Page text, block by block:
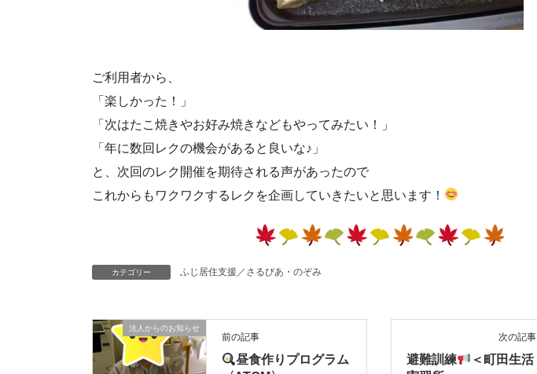
ご利用者から、
「楽しかった！」
「次はたこ焼きやお好み焼きなどもやってみたい！」
「年に数回レクの機会があると良いな♪」
と、次回のレク開催を期待される声があったので
これからもワクワクするレクを企画していきたいと思います！
カテゴリー ふじ居住支援／さるびあ・のぞみ
法人からのお知らせ
前の記事
昼食作りプログラム
次の記事
避難訓練
＜町田生活